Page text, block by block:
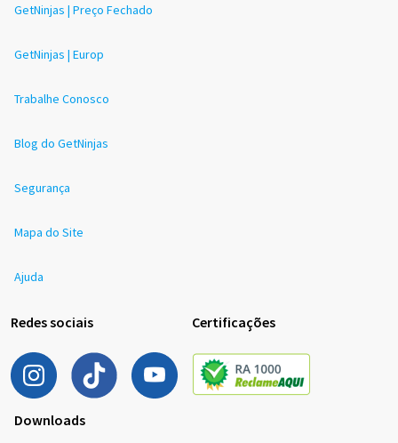
GetNinjas | Preço Fechado
GetNinjas | Europ
Trabalhe Conosco
Blog do GetNinjas
Segurança
Mapa do Site
Ajuda
Redes sociais Certificações
Downloads